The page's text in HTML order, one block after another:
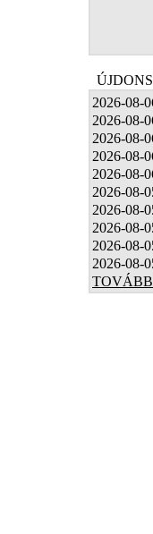
2026-08-
2026-08-
2026-08-
2026-08-
2026-08-
2026-08-
2026-08-
2026-08-
2026-08-
2026-08-
TOVÁBB